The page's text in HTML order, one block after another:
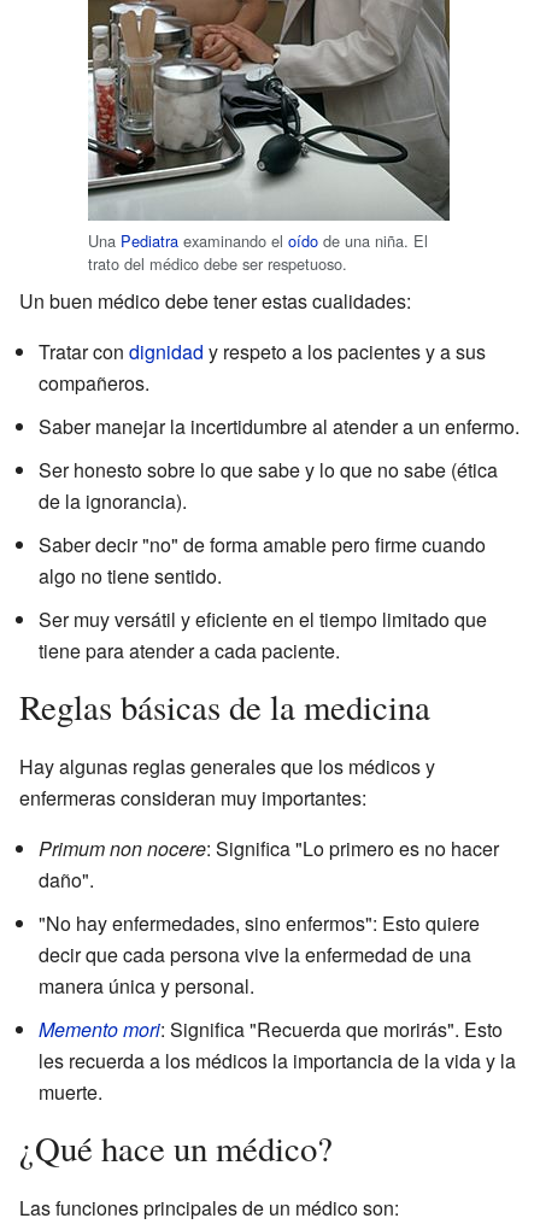
Una Pediatra examinando el oído de una niña. El
trato del médico debe ser respetuoso.
Un buen médico debe tener estas cualidades:
Tratar con dignidad y respeto a los pacientes y a sus
compañeros.
Saber manejar la incertidumbre al atender a un enfermo.
Ser honesto sobre lo que sabe y lo que no sabe (ética
de la ignorancia).
Saber decir "no" de forma amable pero firme cuando
algo no tiene sentido.
Ser muy versátil y eficiente en el tiempo limitado que
tiene para atender a cada paciente.
Reglas básicas de la medicina
Hay algunas reglas generales que los médicos y
enfermeras consideran muy importantes:
Primum non nocere: Significa "Lo primero es no hacer
daño".
"No hay enfermedades, sino enfermos": Esto quiere
decir que cada persona vive la enfermedad de una
manera única y personal.
Memento mori: Significa "Recuerda que morirás". Esto
les recuerda a los médicos la importancia de la vida y la
muerte.
¿Qué hace un médico?
Las funciones principales de un médico son: